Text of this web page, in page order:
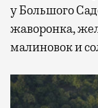
у Большого
жаворонка,
малиновок и